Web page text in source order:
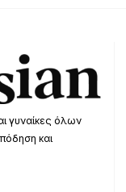
γυναίκες όλων
και